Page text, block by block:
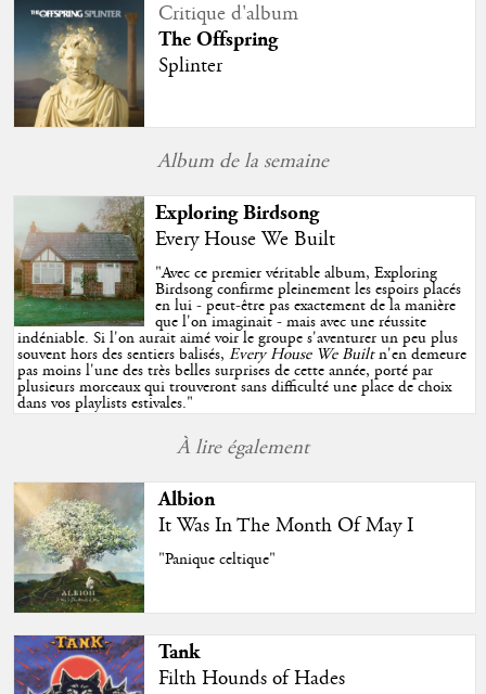
Critique d'album
The Offspring
Splinter
Album de la semaine
Exploring Birdsong
Every House We Built
"Avec ce premier véritable album, Exploring
Birdsong confirme pleinement les espoirs placés
en lui - peut-être pas exactement de la manière
que l'on imaginait - mais avec une réussite
indéniable. Si l'on aurait aimé voir le groupe s'aventurer un peu plus
souvent hors des sentiers balisés,Every House We Builtn'en demeure
pas moins l'une des très belles surprises de cette année, porté par
plusieurs morceaux qui trouveront sans difficulté une place de choix
dans vos playlists estivales."
À lire également
Albion
It Was In The Month Of May I
"Panique celtique"
Tank
Filth Hounds of Hades